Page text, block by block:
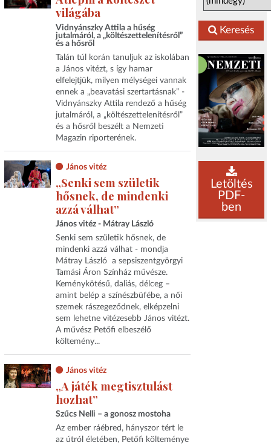
Keresés
Letöltés
PDF-
ben
világába
Vidnyánszky Attila a hűség
jutalmáról, a „költészettelenítésről”
és a hősről
Talán túl korán tanuljuk az iskolában
a János vitézt, s így hamar
elfelejtjük, milyen mélységei vannak
ennek a „beavatási szertartásnak” -
Vidnyánszky Attila rendező a hűség
jutalmáról, a „költészettelenítésről”
és a hősről beszélt a Nemzeti
Magazin riporterének.
János vitéz
„Senki sem születik
hősnek, de mindenki
azzá válhat”
János vitéz - Mátray László
Senki sem születik hősnek, de
mindenki azzá válhat - mondja
Mátray László a sepsiszentgyörgyi
Tamási Áron Színház művésze.
Keménykötésű, daliás, délceg –
amint belép a színészbüfébe, a női
szemek rászegeződnek, elképzelni
sem lehetne vitézesebb János vitézt.
A művész Petőfi elbeszélő
költemény...
János vitéz
„A játék megtisztulást
hozhat”
Szűcs Nelli – a gonosz mostoha
Az ember ráébred, hányszor tért le
az útról életében, Petőfi költeménye